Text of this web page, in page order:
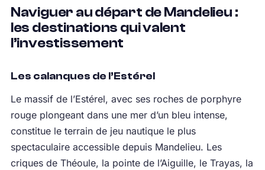
Naviguer au départ de Mandelieu :
les destinations qui valent
l’investissement
Les calanques de l’Estérel
Le massif de l’Estérel, avec ses roches de porphyre
rouge plongeant dans une mer d’un bleu intense,
constitue le terrain de jeu nautique le plus
spectaculaire accessible depuis Mandelieu. Les
criques de Théoule, la pointe de l’Aiguille, le Trayas, la